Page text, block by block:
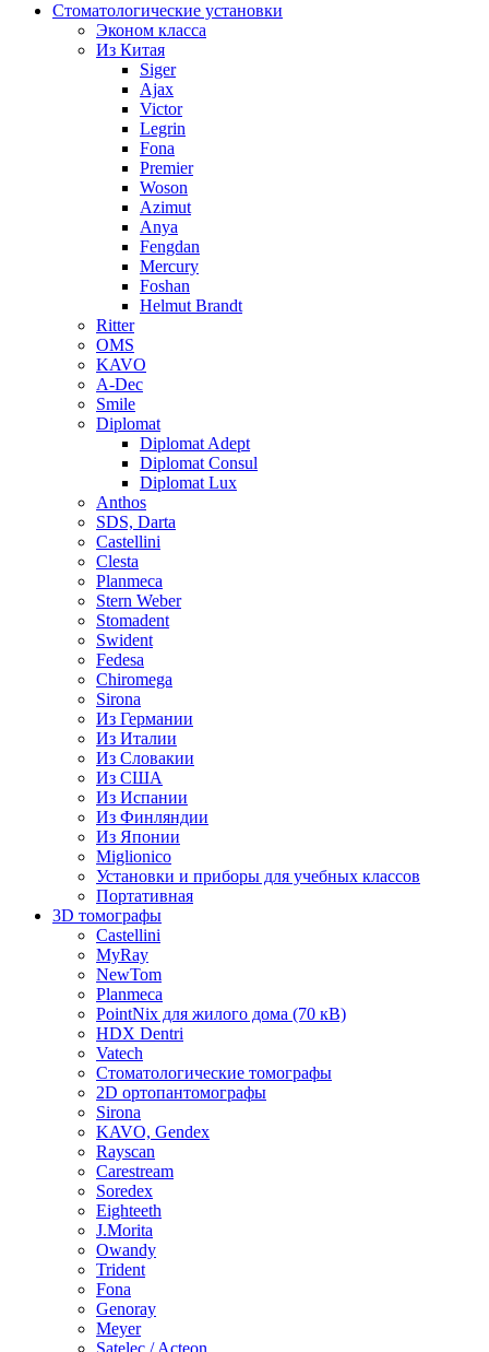
Стоматологические установки
Эконом класса
Из Китая
Siger
Ajax
Victor
Legrin
Fona
Premier
Woson
Azimut
Anya
Fengdan
Mercury
Foshan
Helmut Brandt
Ritter
OMS
KAVO
A-Dec
Smile
Diplomat
Diplomat Adept
Diplomat Consul
Diplomat Lux
Anthos
SDS, Darta
Castellini
Clesta
Planmeca
Stern Weber
Stomadent
Swident
Fedesa
Chiromega
Sirona
Из Германии
Из Италии
Из Словакии
Из США
Из Испании
Из Финляндии
Из Японии
Miglionico
Установки и приборы для учебных классов
Портативная
3D томографы
Castellini
MyRay
NewTom
Planmeca
PointNix для жилого дома (70 кВ)
HDX Dentri
Vatech
Стоматологические томографы
2D ортопантомографы
Sirona
KAVO, Gendex
Rayscan
Carestream
Soredex
Eighteeth
J.Morita
Owandy
Trident
Fona
Genoray
Meyer
Satelec / Acteon